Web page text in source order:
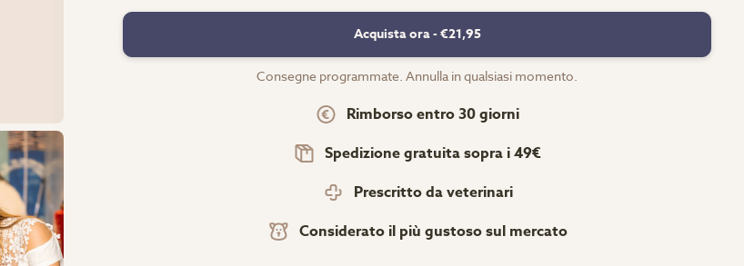
Acquista ora -€21,95
Consegne programmate. Annulla in qualsiasi momento.
Rimborso entro 30 giorni
Spedizione gratuita sopra i 49€
Prescritto da veterinari
Considerato il più gustoso sul mercato